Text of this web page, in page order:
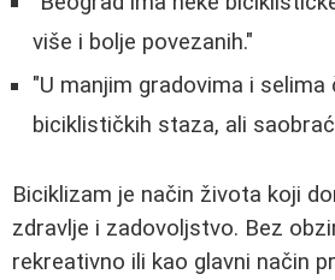
više i bolje povezanih."
"U manjim gradovima i
biciklističkih staza, ali
Biciklizam je način života koji
zdravlje i zadovoljstvo. Bez
rekreativno ili kao glavni način